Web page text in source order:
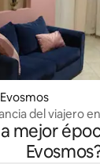
del viajero
mejor